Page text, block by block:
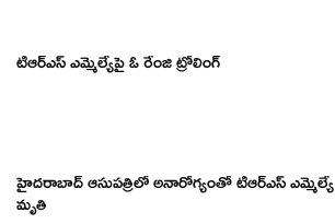
టీఆర్ఎస్ ఎమ్మెల్యేపై ఓ రేంజి ట్రోలింగ్
హైదరాబాద్ ఆసుపత్రిలో అనారోగ్యంతో టీఆర్ఎస్ ఎమ్మెల్యే
మృతి